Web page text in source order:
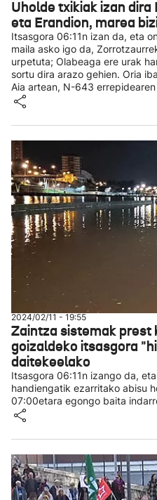
Uholde txikiak izan
eta Erandion, marea
Itsasgora 06:11n izan da, eta
maila asko igo da,
urpetuta; Olabeaga ere urak
sortu dira arazo gehien. Oria
Aia artean, N-643
2024/02/11 - 19:55
Zaintza sistemak
goizaldeko itsasgora
daitekeelako
Itsasgora 06:11n izango da,
handiengatik ezarritako abisu
07:00etara egongo baita